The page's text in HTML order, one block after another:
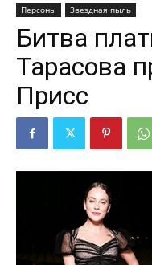
Персоны Звездная пыль
Битва
Тарасова
Присс